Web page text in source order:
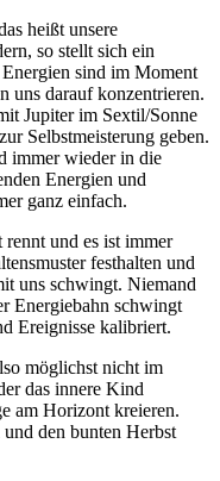
heißt unsere
so stellt sich ein
sind im Moment
uns darauf konzentrieren.
Jupiter im Sextil/Sonne
Selbstmeisterung geben.
immer wieder in die
Energien und
ganz einfach.
und es ist immer
festhalten und
uns schwingt. Niemand
Energiebahn schwingt
Ereignisse kalibriert.
möglichst nicht im
das innere Kind
am Horizont kreieren.
den bunten Herbst